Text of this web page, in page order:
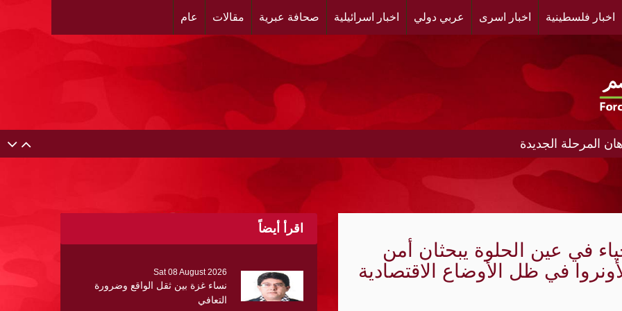
اخبار فلسطينية اخبار اسرى عربي دولي اخبار اسرائيلية صحافة عبرية مقالات عام
المرحلة الجديدة
إلى نظام أمني متعدد الأقطاب؟
في عين الحلوة يبحثان أمن
في ظل الأوضاع الاقتصادية
اقرأ أيضاً
Sat 08 August 2026
نساء غزة بين ثقل الواقع وضرورة
التعافي